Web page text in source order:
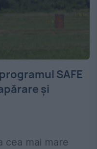
SAFE
și
cea mai mare